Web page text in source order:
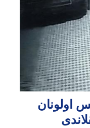
اولونان